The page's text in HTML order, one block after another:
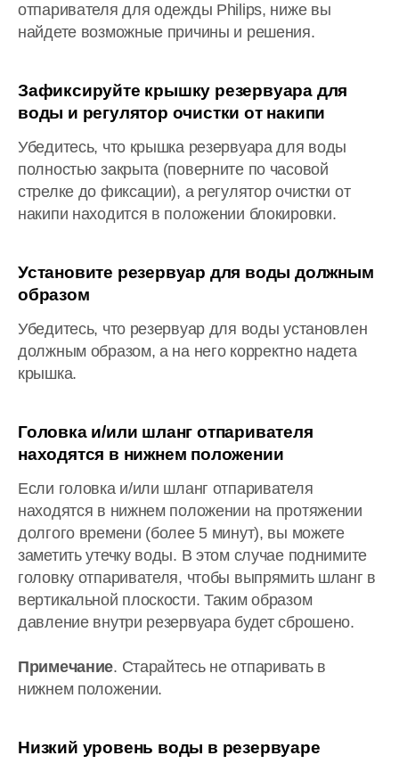
отпаривателя для одежды Philips, ниже вы
найдете возможные причины и решения.
Зафиксируйте крышку резервуара для
воды и регулятор очистки от накипи
Убедитесь, что крышка резервуара для воды
полностью закрыта (поверните по часовой
стрелке до фиксации), а регулятор очистки от
накипи находится в положении блокировки.
Установите резервуар для воды должным
образом
Убедитесь, что резервуар для воды установлен
должным образом, а на него корректно надета
крышка.
Головка и/или шланг отпаривателя
находятся в нижнем положении
Если головка и/или шланг отпаривателя
находятся в нижнем положении на протяжении
долгого времени (более 5 минут), вы можете
заметить утечку воды. В этом случае поднимите
головку отпаривателя, чтобы выпрямить шланг в
вертикальной плоскости. Таким образом
давление внутри резервуара будет сброшено.
Примечание. Старайтесь не отпаривать в
нижнем положении.
Низкий уровень воды в резервуаре